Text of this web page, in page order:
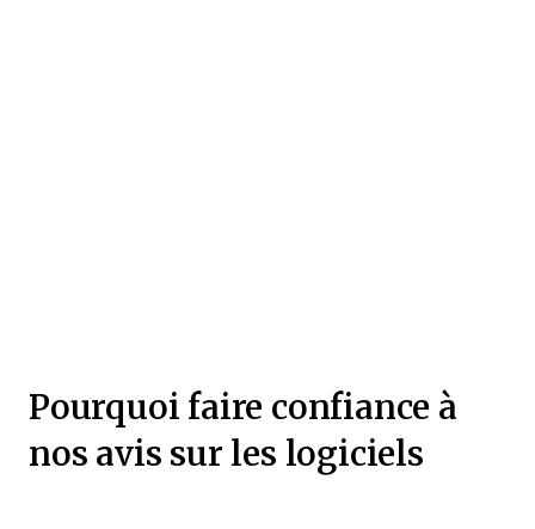
Pourquoi faire confiance à
nos avis sur les logiciels